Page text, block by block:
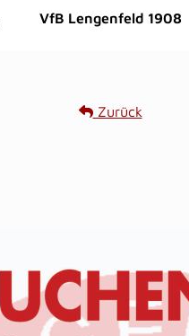
VfB Lengenfeld 1908
Zurück